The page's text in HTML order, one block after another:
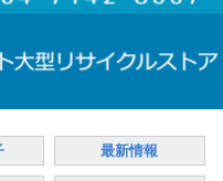
最新情報